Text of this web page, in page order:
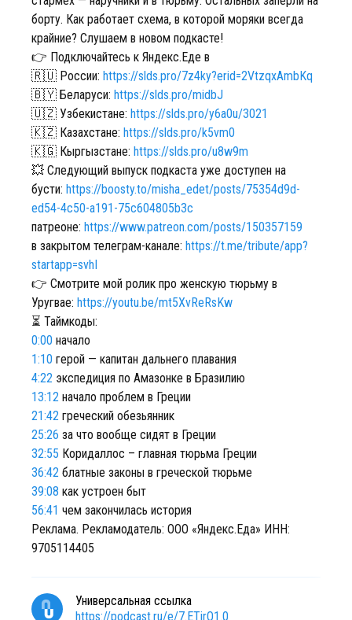
борту. Как работает схема, в которой моряки всегда
крайние? Слушаем в новом подкасте!
👉 Подключайтесь к Яндекс.Еде в
🇷🇺 России: https://slds.pro/7z4ky?erid=2VtzqxAmbKq
🇧🇾 Беларуси: https://slds.pro/midbJ
🇺🇿 Узбекистане: https://slds.pro/y6a0u/3021
🇰🇿 Казахстане: https://slds.pro/k5vm0
🇰🇬 Кыргызстане: https://slds.pro/u8w9m
💥 Следующий выпуск подкаста уже доступен на
бусти: https://boosty.to/misha_edet/posts/75354d9d-
ed54-4c50-a191-75c604805b3c
патреоне: https://www.patreon.com/posts/150357159
в закрытом телеграм-канале: https://t.me/tribute/app?
startapp=svhI
👉 Смотрите мой ролик про женскую тюрьму в
Уругвае: https://youtu.be/mt5XvReRsKw
⏳ Таймкоды:
0:00 начало
1:10 герой — капитан дальнего плавания
4:22 экспедиция по Амазонке в Бразилию
13:12 начало проблем в Греции
21:42 греческий обезьянник
25:26 за что вообще сидят в Греции
32:55 Коридаллос – главная тюрьма Греции
36:42 блатные законы в греческой тюрьме
39:08 как устроен быт
56:41 чем закончилась история
Реклама. Рекламодатель: ООО «Яндекс.Еда» ИНН:
9705114405
Универсальная ссылка
https://podcast.ru/e/7.ETirO1.0